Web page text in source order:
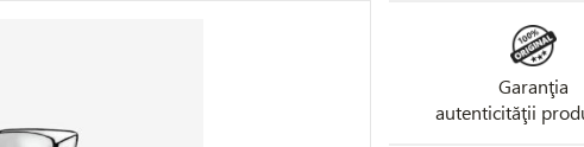
Garanţia
autenticităţii